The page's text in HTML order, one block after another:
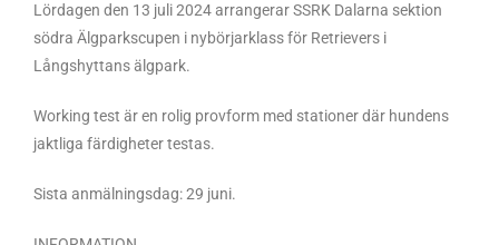
Lördagen den 13 juli 2024 arrangerar SSRK Dalarna sektion
södra Älgparkscupen i nybörjarklass för Retrievers i
Långshyttans älgpark.
Working test är en rolig provform med stationer där hundens
jaktliga färdigheter testas.
Sista anmälningsdag: 29 juni.